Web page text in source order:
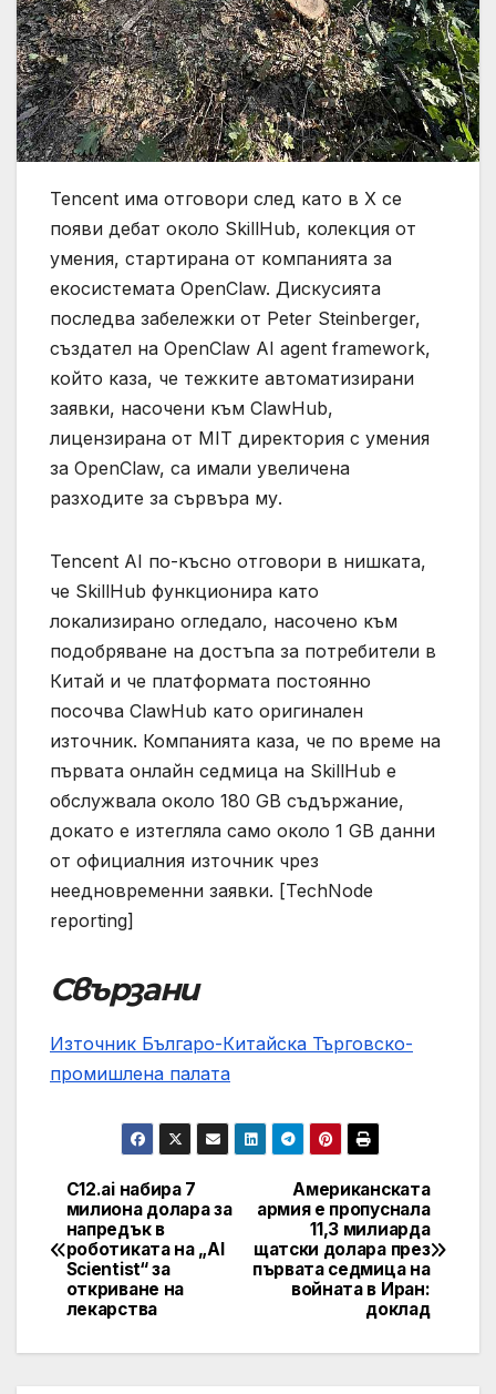
Tencent има отговори след като в X се
появи дебат около SkillHub, колекция от
умения, стартирана от компанията за
екосистемата OpenClaw. Дискусията
последва забележки от Peter Steinberger,
създател на OpenClaw AI agent framework,
който каза, че тежките автоматизирани
заявки, насочени към ClawHub,
лицензирана от MIT директория с умения
за OpenClaw, са имали увеличена
разходите за сървъра му.
Tencent AI по-късно отговори в нишката,
че SkillHub функционира като
локализирано огледало, насочено към
подобряване на достъпа за потребители в
Китай и че платформата постоянно
посочва ClawHub като оригинален
източник. Компанията каза, че по време на
първата онлайн седмица на SkillHub е
обслужвала около 180 GB съдържание,
докато е изтегляла само около 1 GB данни
от официалния източник чрез
неедновременни заявки. [TechNode
reporting]
Свързани
Източник Българо-Китайска Търговско-
промишлена палaта
Навигация
Американската
армия е пропуснала
11,3 милиарда
щатски долара през
първата седмица на
войната в Иран:
доклад
C12.ai набира 7
милиона долара за
напредък в
роботиката на „AI
Scientist“ за
откриване на
лекарства